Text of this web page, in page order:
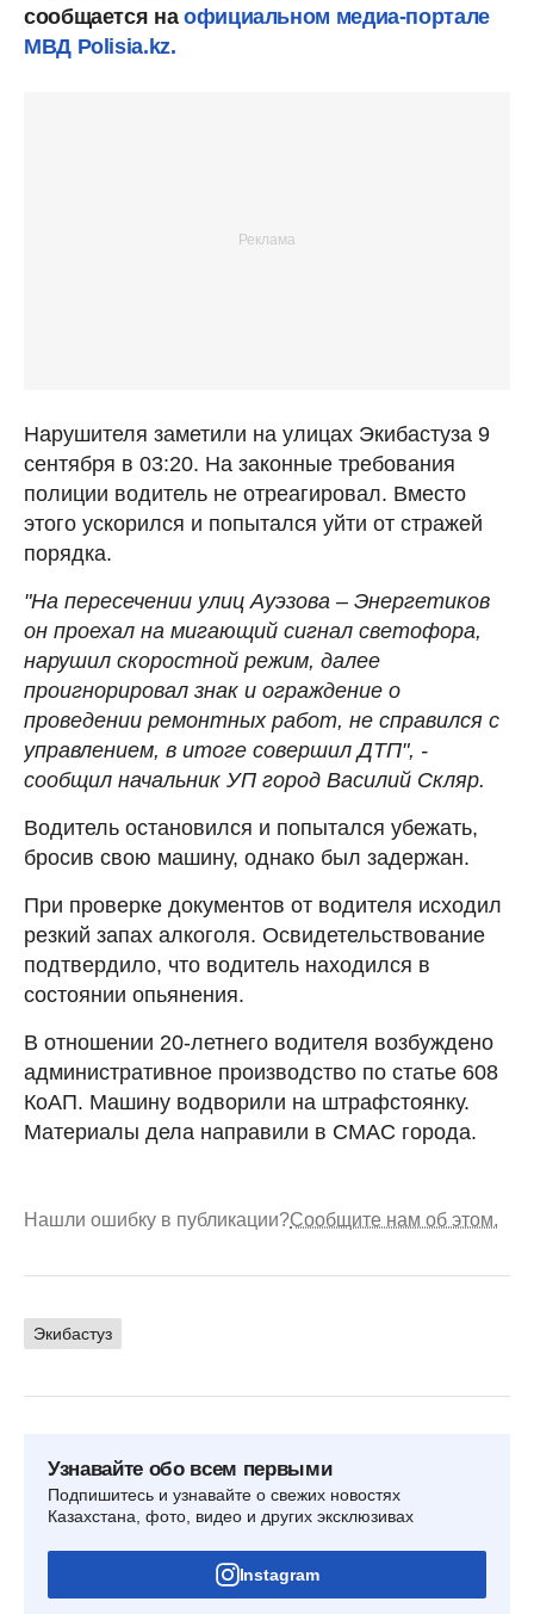
сообщается на официальном медиа-портале
МВД Polisia.kz.
Нарушителя заметили на улицах Экибастуза 9
сентября в 03:20. На законные требования
полиции водитель не отреагировал. Вместо
этого ускорился и попытался уйти от стражей
порядка.
"На пересечении улиц Ауэзова – Энергетиков
он проехал на мигающий сигнал светофора,
нарушил скоростной режим, далее
проигнорировал знак и ограждение о
проведении ремонтных работ, не справился с
управлением, в итоге совершил ДТП", -
сообщил начальник УП город Василий Скляр.
Водитель остановился и попытался убежать,
бросив свою машину, однако был задержан.
При проверке документов от водителя исходил
резкий запах алкоголя. Освидетельствование
подтвердило, что водитель находился в
состоянии опьянения.
В отношении 20-летнего водителя возбуждено
административное производство по статье 608
КоАП. Машину водворили на штрафстоянку.
Материалы дела направили в СМАС города.
Нашли ошибку в публикации?Сообщите нам об этом.
Экибастуз
Узнавайте обо всем первыми
Подпишитесь и узнавайте о свежих новостях
Казахстана, фото, видео и других эксклюзивах
Instagram